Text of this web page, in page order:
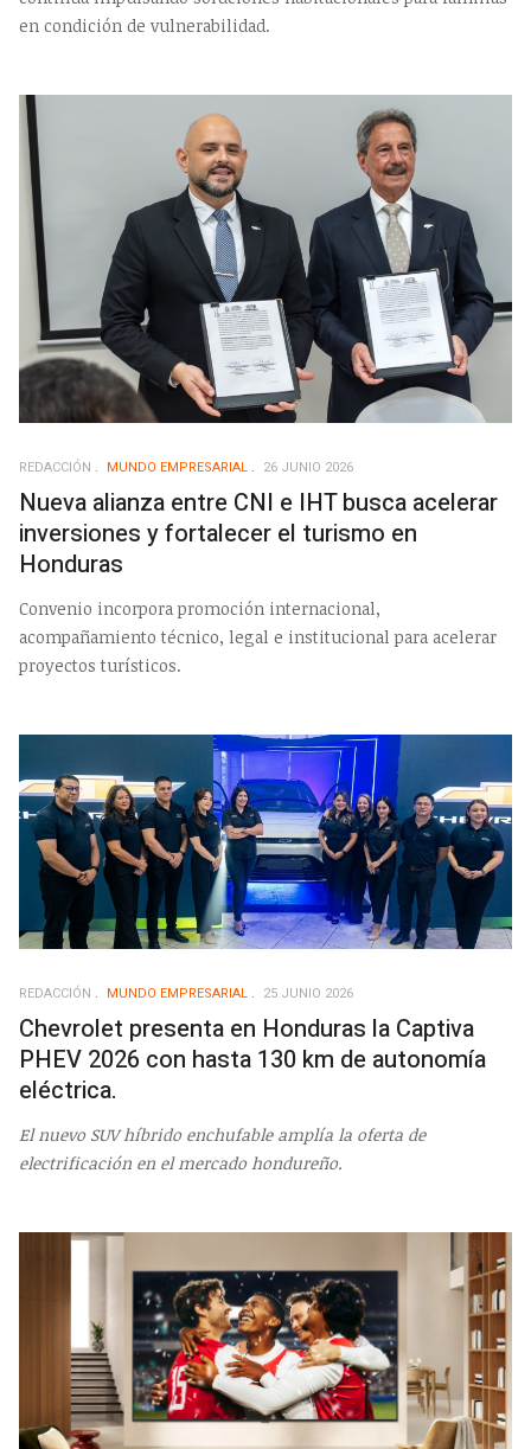
en condición de vulnerabilidad.
REDACCIÓN MUNDO EMPRESARIAL 26 JUNIO 2026
Nueva alianza entre CNI e IHT busca acelerar
inversiones y fortalecer el turismo en
Honduras
Convenio incorpora promoción internacional,
acompañamiento técnico, legal e institucional para acelerar
proyectos turísticos.
REDACCIÓN MUNDO EMPRESARIAL 25 JUNIO 2026
Chevrolet presenta en Honduras la Captiva
PHEV 2026 con hasta 130 km de autonomía
eléctrica.
El nuevo SUV híbrido enchufable amplía la oferta de
electrificación en el mercado hondureño.